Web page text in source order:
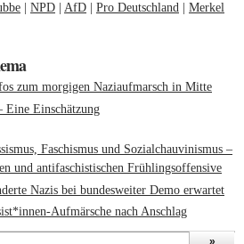
NPD AfD Pro Deutschland
Merkel
zum morgigen Naziaufmarsch in Mitte
Eine Einschätzung
Faschismus und Sozialchauvinismus –
und antifaschistischen Frühlingsoffensive
Nazis bei bundesweiter Demo erwartet
Aufmärsche nach Anschlag
»